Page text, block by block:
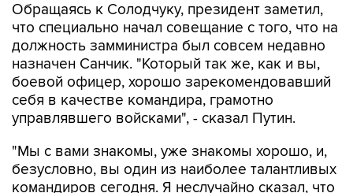
Обращаясь к Солодчуку, президент заметил,
что специально начал совещание с того, что на
должность замминистра был совсем недавно
назначен Санчик. "Который так же, как и вы,
боевой офицер, хорошо зарекомендовавший
себя в качестве командира, грамотно
управлявшего войсками", - сказал Путин.
"Мы с вами знакомы, уже знакомы хорошо, и,
безусловно, вы один из наиболее талантливых
командиров сегодня. Я неслучайно сказал, что